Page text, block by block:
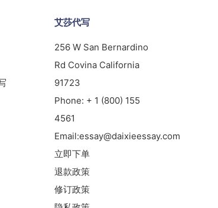
艾莎代写
256 W San Bernardino
Rd Covina California
91723
Phone: + 1 (800) 155
4561
Email:essay@daixieessay.com
立即下单
退款政策
修订政策